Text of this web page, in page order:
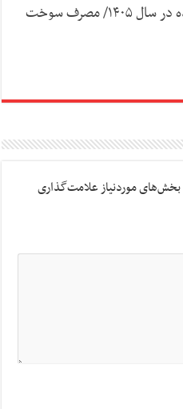
واردات ۲۵ هزار خودروی کارکرده در سال ۱۴۰۵/ مصرف سوخت
بخش‌های موردنیاز علامت‌گذاری